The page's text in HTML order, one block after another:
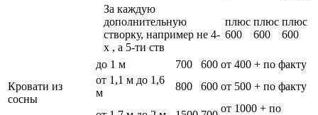
За каждую
дополнительную
створку, например не 4-
х , а 5-ти ств
плюс
600
плюс
600
плюс
600
Кровати из
сосны
до 1 м 700 600 от 400 + по факту
от 1,1 м до 1,6
м
800 600 от 500 + по факту
от 1000 + по